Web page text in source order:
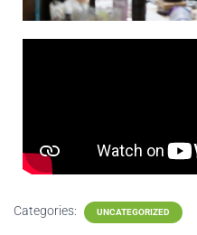
Categories: UNCATEGORIZED